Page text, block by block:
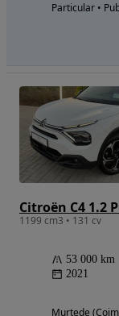
Particular •
Citroën C4 1.2
1199 cm3 • 131 cv
53 000 km
2021
Murtede